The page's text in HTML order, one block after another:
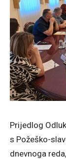
Prijedlog
s Požeško-
dnevnoga